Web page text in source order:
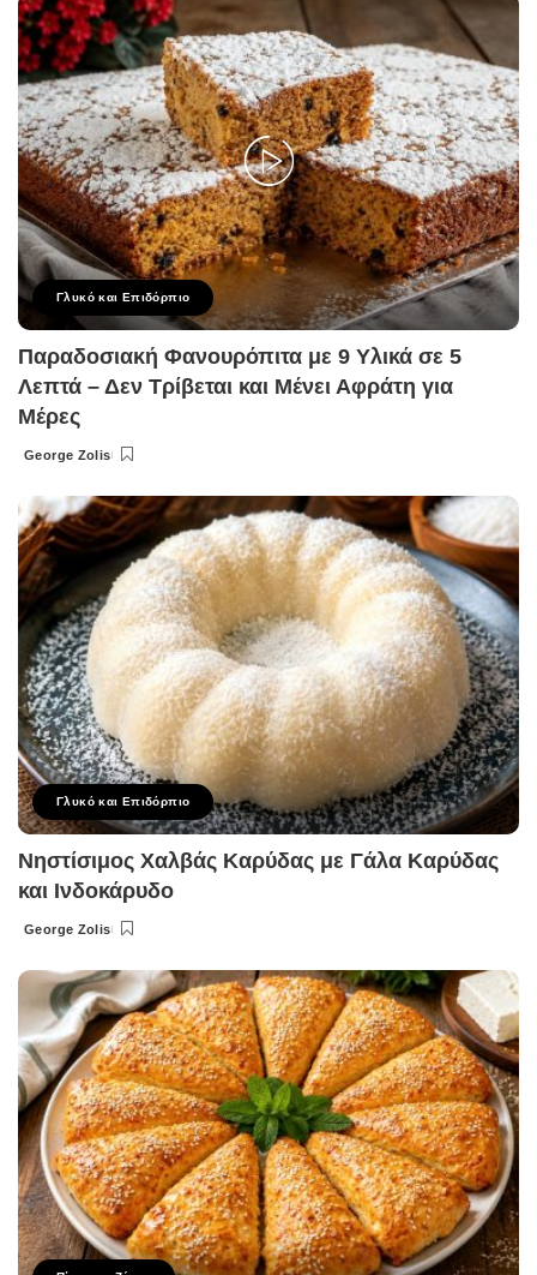
Γλυκό και Επιδόρπιο
Παραδοσιακή Φανουρόπιτα με 9 Υλικά σε 5
Λεπτά – Δεν Τρίβεται και Μένει Αφράτη για
Μέρες
Posted
George Zolis
Γλυκό και Επιδόρπιο
Νηστίσιμος Χαλβάς Καρύδας με Γάλα Καρύδας
και Ινδοκάρυδο
Posted
George Zolis